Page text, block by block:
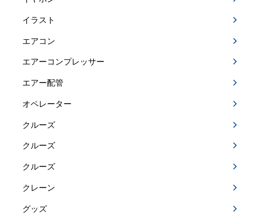
イラスト
エアコン
エアーコンプレッサー
エアー配管
オペレーター
クルーズ
クルーズ
クルーズ
クレーン
グッズ